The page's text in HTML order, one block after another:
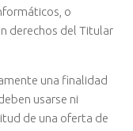
o
derechos del Titular
una finalidad
usarse ni
de una oferta de